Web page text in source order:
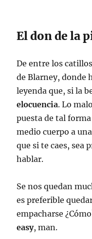
El don de la
De entre los
de Blarney, donde
leyenda que, si la
elocuencia. Lo
puesta de tal
medio cuerpo a
que si te caes, sea
hablar.
Se nos quedan
es preferible
empacharse
easy, man.